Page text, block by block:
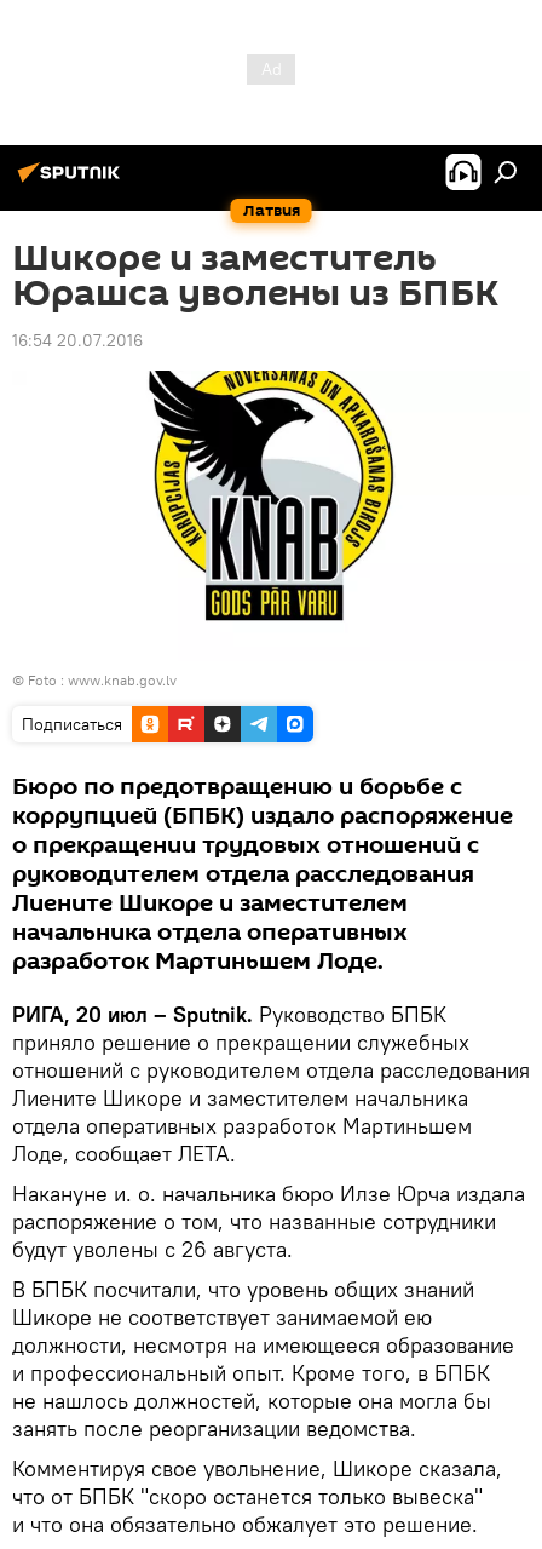
Латвия
Шикоре и заместитель
Юрашса уволены из БПБК
16:54 20.07.2016
© Foto : www.knab.gov.lv
Подписаться
Бюро по предотвращению и борьбе с
коррупцией (БПБК) издало распоряжение
о прекращении трудовых отношений с
руководителем отдела расследования
Лиените Шикоре и заместителем
начальника отдела оперативных
разработок Мартиньшем Лоде.
РИГА, 20 июл – Sputnik. Руководство БПБК
приняло решение о прекращении служебных
отношений с руководителем отдела расследования
Лиените Шикоре и заместителем начальника
отдела оперативных разработок Мартиньшем
Лоде, сообщает ЛЕТА.
Накануне и. о. начальника бюро Илзе Юрча издала
распоряжение о том, что названные сотрудники
будут уволены с 26 августа.
В БПБК посчитали, что уровень общих знаний
Шикоре не соответствует занимаемой ею
должности, несмотря на имеющееся образование
и профессиональный опыт. Кроме того, в БПБК
не нашлось должностей, которые она могла бы
занять после реорганизации ведомства.
Комментируя свое увольнение, Шикоре сказала,
что от БПБК "скоро останется только вывеска"
и что она обязательно обжалует это решение.